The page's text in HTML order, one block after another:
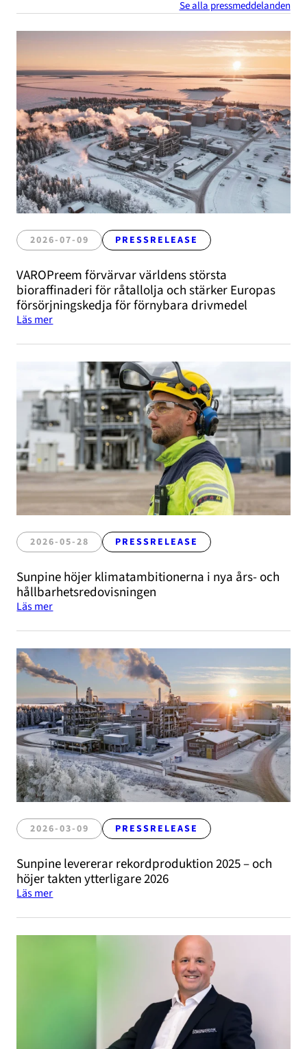
Se alla pressmeddelanden
2026-07-09 PRESSRELEASE
VAROPreem förvärvar världens största
bioraffinaderi för råtallolja och stärker Europas
försörjningskedja för förnybara drivmedel
Läs mer
2026-05-28 PRESSRELEASE
Sunpine höjer klimatambitionerna i nya års- och
hållbarhetsredovisningen
Läs mer
2026-03-09 PRESSRELEASE
Sunpine levererar rekordproduktion 2025 – och
höjer takten ytterligare 2026
Läs mer